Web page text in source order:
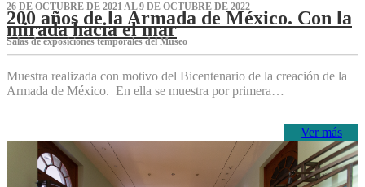
26 DE OCTUBRE DE 2021 AL 9 DE OCTUBRE DE 2022
200 años de la Armada de México. Con la
mirada hacia el mar
Salas de exposiciones temporales del Museo‌
Muestra realizada con motivo del Bicentenario de la creación de la
Armada de México. En ella se muestra por primera…
Ver más